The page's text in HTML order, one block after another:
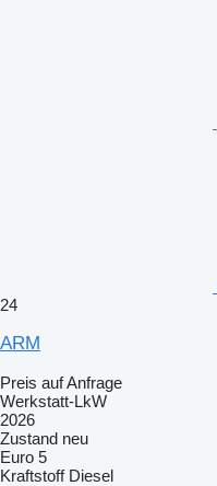
24
ARM
Preis auf Anfrage
Werkstatt-LkW
2026
Zustand neu
Euro 5
Kraftstoff Diesel